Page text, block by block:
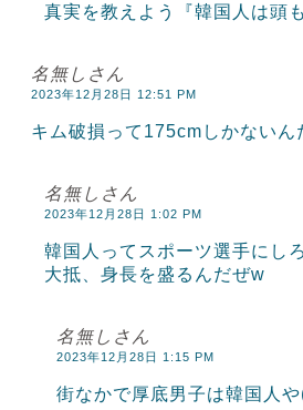
真実を教えよう『韓国人は頭
名無しさん
2023年12月28日 12:51 PM
キム破損って175cmしかないん
名無しさん
2023年12月28日 1:02 PM
韓国人ってスポーツ選手にし
大抵、身長を盛るんだぜw
名無しさん
2023年12月28日 1:15 PM
街なかで厚底男子は韓国人